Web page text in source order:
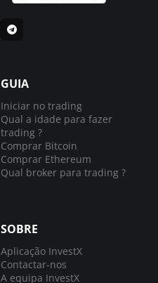
GUIA
Iniciar no trading
Qual a idade para fazer
trading ?
Comprar Bitcoin
Comprar Ethereum
Qual broker para trading ?
SOBRE
Aplicação InvestX
Contactar-nos
A equipa InvestX